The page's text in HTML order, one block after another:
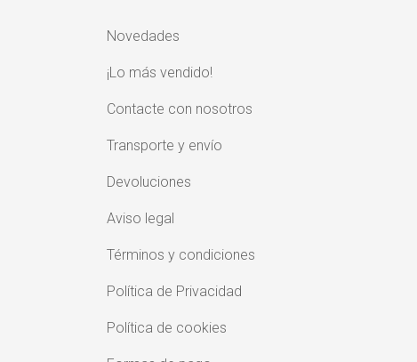
Novedades
¡Lo más vendido!
Contacte con nosotros
Transporte y envío
Devoluciones
Aviso legal
Términos y condiciones
Política de Privacidad
Política de cookies